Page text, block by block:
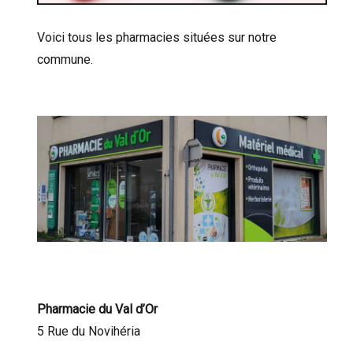
Voici tous les pharmacies situées sur notre
commune.
Pharmacie du Val d’Or
5 Rue du Novihéria